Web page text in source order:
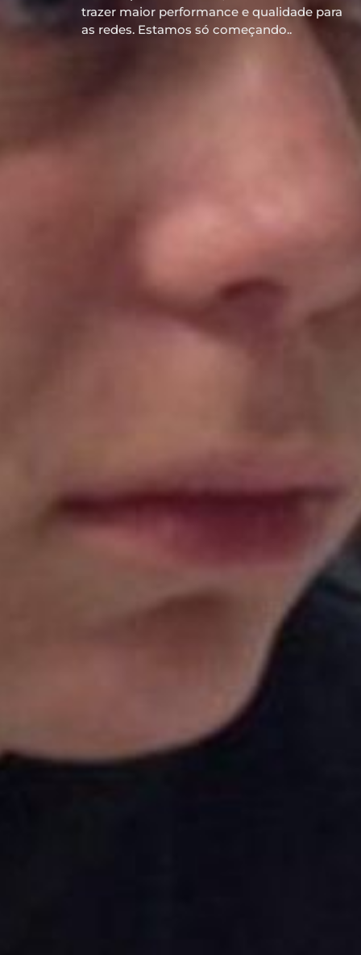
trazer maior performance e qualidade para
as redes. Estamos só começando..